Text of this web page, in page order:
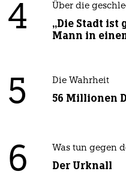
4 Über die
„Die Stadt ist
Mann in
5 Die Wahrheit
56 Millionen
6 Was tun gegen
Der Urknall